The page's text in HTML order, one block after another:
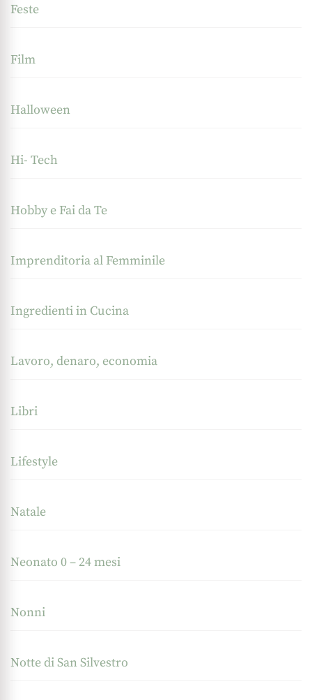
Feste
Film
Halloween
Hi- Tech
Hobby e Fai da Te
Imprenditoria al Femminile
Ingredienti in Cucina
Lavoro, denaro, economia
Libri
Lifestyle
Natale
Neonato 0 – 24 mesi
Nonni
Notte di San Silvestro